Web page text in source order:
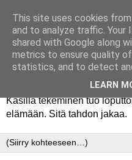
Käsillä tekeminen tuo
elämään. Sitä tahdon jakaa.
This site uses cookies
and to analyze traffic. Your
shared with Google along
metrics to ensure quality
statistics, and to detect
LEARN